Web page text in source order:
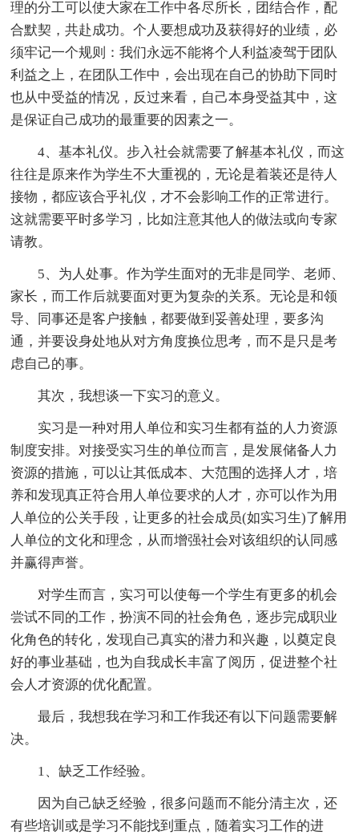
理的分工可以使大家在工作中各尽所长，团结合作，配
合默契，共赴成功。个人要想成功及获得好的业绩，必
须牢记一个规则：我们永远不能将个人利益凌驾于团队
利益之上，在团队工作中，会出现在自己的协助下同时
也从中受益的情况，反过来看，自己本身受益其中，这
是保证自己成功的最重要的因素之一。
4、基本礼仪。步入社会就需要了解基本礼仪，而这
往往是原来作为学生不大重视的，无论是着装还是待人
接物，都应该合乎礼仪，才不会影响工作的正常进行。
这就需要平时多学习，比如注意其他人的做法或向专家
请教。
5、为人处事。作为学生面对的无非是同学、老师、
家长，而工作后就要面对更为复杂的关系。无论是和领
导、同事还是客户接触，都要做到妥善处理，要多沟
通，并要设身处地从对方角度换位思考，而不是只是考
虑自己的事。
其次，我想谈一下实习的意义。
实习是一种对用人单位和实习生都有益的人力资源
制度安排。对接受实习生的单位而言，是发展储备人力
资源的措施，可以让其低成本、大范围的选择人才，培
养和发现真正符合用人单位要求的人才，亦可以作为用
人单位的公关手段，让更多的社会成员(如实习生)了解用
人单位的文化和理念，从而增强社会对该组织的认同感
并赢得声誉。
对学生而言，实习可以使每一个学生有更多的机会
尝试不同的工作，扮演不同的社会角色，逐步完成职业
化角色的转化，发现自己真实的潜力和兴趣，以奠定良
好的事业基础，也为自我成长丰富了阅历，促进整个社
会人才资源的优化配置。
最后，我想我在学习和工作我还有以下问题需要解
决。
1、缺乏工作经验。
因为自己缺乏经验，很多问题而不能分清主次，还
有些培训或是学习不能找到重点，随着实习工作的进